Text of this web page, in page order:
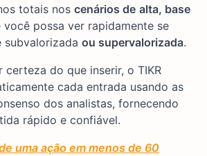
totais nos cenários de alta, base
você possa ver rapidamente se
subvalorizada ou supervalorizada.
certeza do que inserir, o TIKR
cada entrada usando as
dos analistas, fornecendo
rápido e confiável.
uma ação em menos de 60